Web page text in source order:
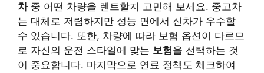
차중 어떤 차량을 렌트할지 고민해 보세요. 중고차
는 대체로 저렴하지만 성능 면에서 신차가 우수할
수 있습니다. 또한, 차량에 따라 보험 옵션이 다르므
로 자신의 운전 스타일에 맞는 보험을 선택하는 것
이 중요합니다. 마지막으로 연료 정책도 체크하여